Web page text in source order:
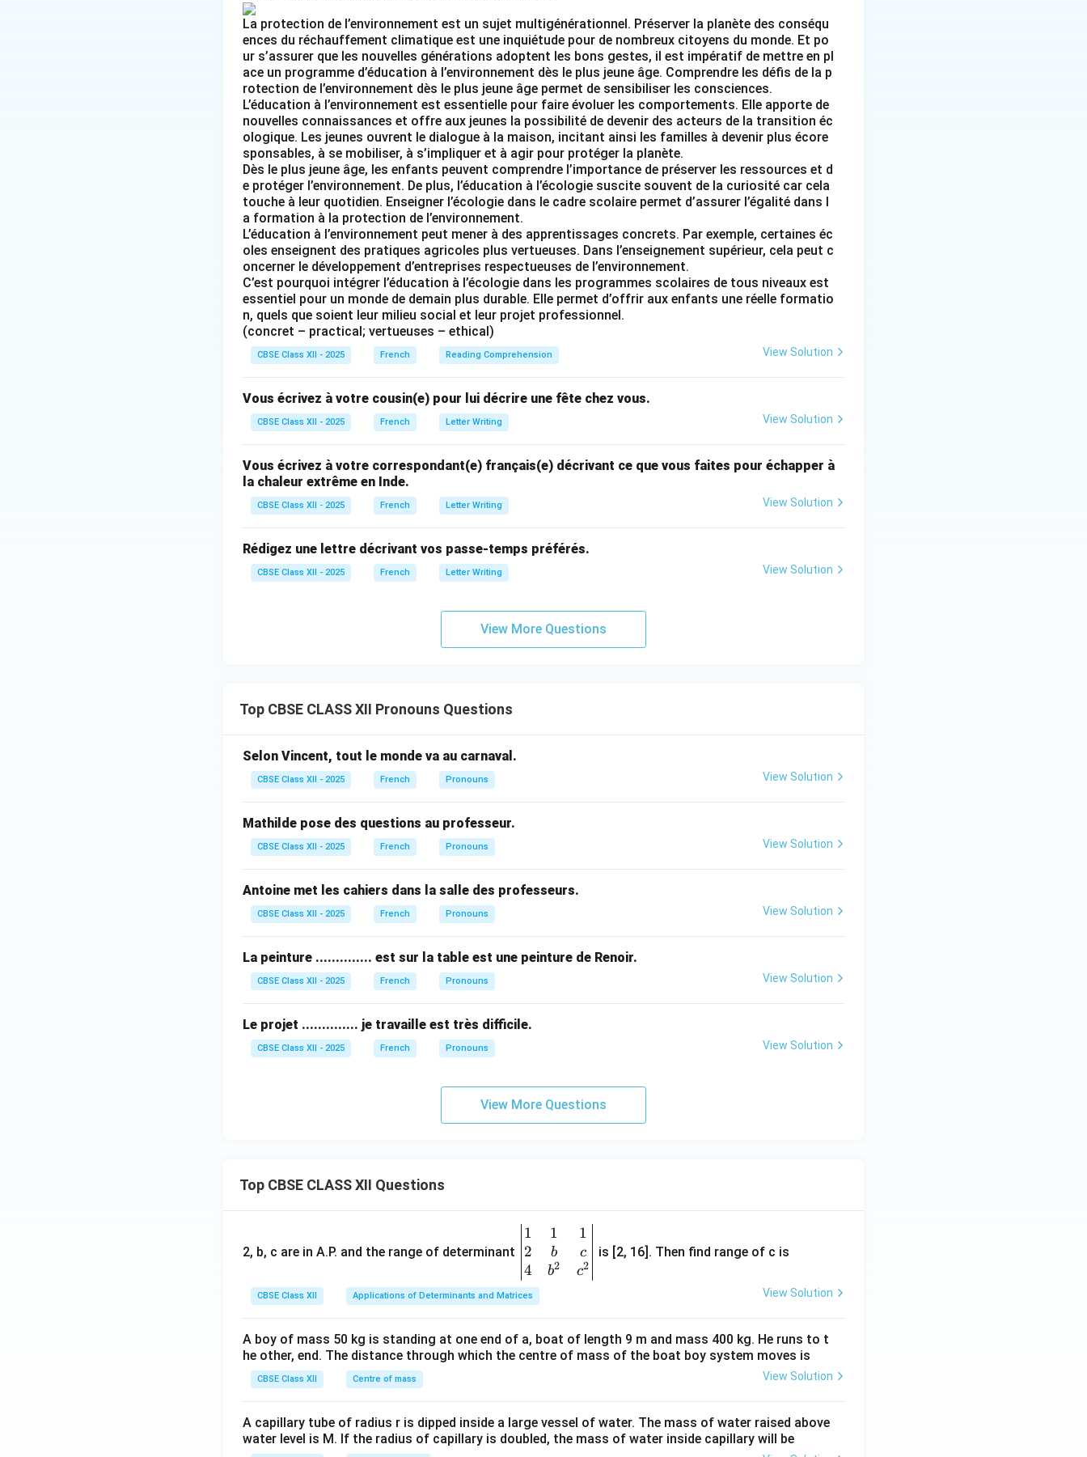
La protection de l’environnement est un sujet multigénérationnel. Préserver la planète des conséqu
ences du réchauffement climatique est une inquiétude pour de nombreux citoyens du monde. Et po
ur s’assurer que les nouvelles générations adoptent les bons gestes, il est impératif de mettre en pl
ace un programme d’éducation à l’environnement dès le plus jeune âge. Comprendre les défis de la p
rotection de l’environnement dès le plus jeune âge permet de sensibiliser les consciences.
L’éducation à l’environnement est essentielle pour faire évoluer les comportements. Elle apporte de
nouvelles connaissances et offre aux jeunes la possibilité de devenir des acteurs de la transition éc
ologique. Les jeunes ouvrent le dialogue à la maison, incitant ainsi les familles à devenir plus écore
sponsables, à se mobiliser, à s’impliquer et à agir pour protéger la planète.
Dès le plus jeune âge, les enfants peuvent comprendre l’importance de préserver les ressources et d
e protéger l’environnement. De plus, l’éducation à l’écologie suscite souvent de la curiosité car cela
touche à leur quotidien. Enseigner l’écologie dans le cadre scolaire permet d’assurer l’égalité dans l
a formation à la protection de l’environnement.
L’éducation à l’environnement peut mener à des apprentissages concrets. Par exemple, certaines éc
oles enseignent des pratiques agricoles plus vertueuses. Dans l’enseignement supérieur, cela peut c
oncerner le développement d’entreprises respectueuses de l’environnement.
C’est pourquoi intégrer l’éducation à l’écologie dans les programmes scolaires de tous niveaux est
essentiel pour un monde de demain plus durable. Elle permet d’offrir aux enfants une réelle formatio
n, quels que soient leur milieu social et leur projet professionnel.
(concret – practical; vertueuses – ethical)
CBSE Class XII - 2025 French Reading Comprehension View Solution
Vous écrivez à votre cousin(e) pour lui décrire une fête chez vous.
CBSE Class XII - 2025 French Letter Writing View Solution
Vous écrivez à votre correspondant(e) français(e) décrivant ce que vous faites pour échapper à
la chaleur extrême en Inde.
CBSE Class XII - 2025 French Letter Writing View Solution
Rédigez une lettre décrivant vos passe-temps préférés.
CBSE Class XII - 2025 French Letter Writing View Solution
View More Questions
Top CBSE CLASS XII Pronouns Questions
Selon Vincent, tout le monde va au carnaval.
CBSE Class XII - 2025 French Pronouns View Solution
Mathilde pose des questions au professeur.
CBSE Class XII - 2025 French Pronouns View Solution
Antoine met les cahiers dans la salle des professeurs.
CBSE Class XII - 2025 French Pronouns View Solution
La peinture .............. est sur la table est une peinture de Renoir.
CBSE Class XII - 2025 French Pronouns View Solution
Le projet .............. je travaille est très difficile.
CBSE Class XII - 2025 French Pronouns View Solution
View More Questions
Top CBSE CLASS XII Questions
2, b, c are in A.P. and the range of determinant
\be
gin
{v
ma
tri
&1
&1
b&
c\\
1
2
4
1
b
b2
1
c
c2
is [2, 16]. Then find range of c is
CBSE Class XII Applications of Determinants and Matrices View Solution
A boy of mass 50 kg is standing at one end of a, boat of length 9 m and mass 400 kg. He runs to t
he other, end. The distance through which the centre of mass of the boat boy system moves is
CBSE Class XII Centre of mass View Solution
A capillary tube of radius r is dipped inside a large vessel of water. The mass of water raised above
water level is M. If the radius of capillary is doubled, the mass of water inside capillary will be